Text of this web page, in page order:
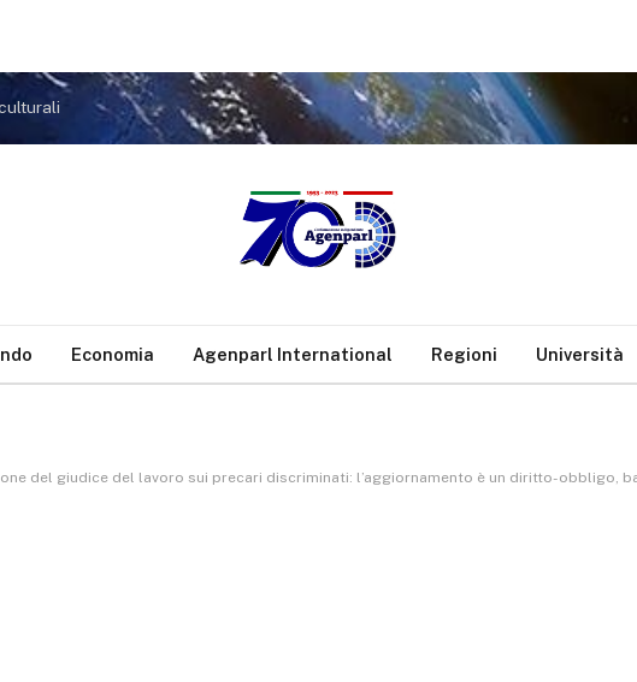
Economia Agenparl International Regioni Università
del giudice del lavoro sui precari discriminati: l’aggiornamento è un diritto-obbligo,